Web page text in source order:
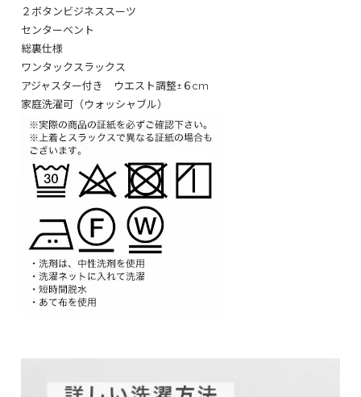
２ボタンビジネススーツ
センターベント
総裏仕様
ワンタックスラックス
アジャスター付き ウエスト調整±６cm
家庭洗濯可（ウォッシャブル）